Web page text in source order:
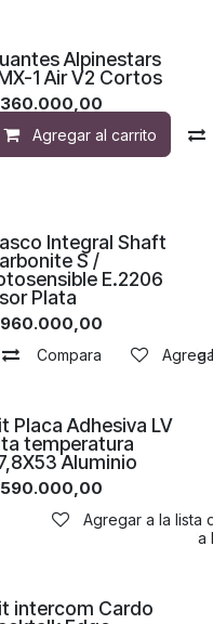
la lista de deseos
Alpinestars
1 Air V2 Cortos
360.000,00
Agregar al carrito
Compara Agregar a
¡Nuevo!
Integral Shaft
S /
E.2206
Plata
960.000,00
Compara
Agregar a
Placa Adhesiva LV
temperatura
Aluminio
590.000,00
Agregar a la lista
intercom Cardo